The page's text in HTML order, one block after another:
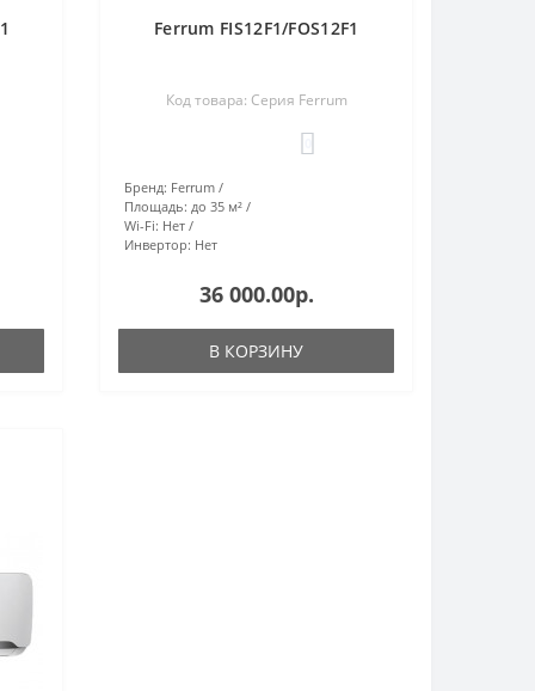
Ferrum FIS12F1/FOS12F1
Код товара: Серия Ferrum
Бренд: Ferrum
Площадь: до 35 м²
Wi-Fi: Нет
Инвертор: Нет
36 000.00р.
В КОРЗИНУ